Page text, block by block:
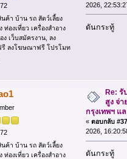
ค้า บ้าน รถ สัตว์เลี้ยง
ท่องเที่ยว เครื่องสำอาง
ง เว็บสมัครงาน, ลง
รี ลงโฆษณาฟรี โปรโมท
2026,
ดันกระทู้
ค้า บ้าน รถ สัตว์เลี้ยง
ท่องเที่ยว เครื่องสำอาง
Re: รั
สูง จ่
กรุงเทพฯ
« ตอบกลับ
2026,
ดันกระทู้